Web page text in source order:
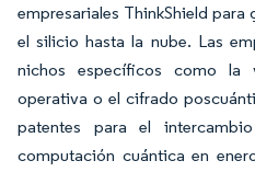
empresariales ThinkShield
el silicio hasta la nube. Las
nichos específicos como la
operativa o el cifrado
patentes para el
computación cuántica en